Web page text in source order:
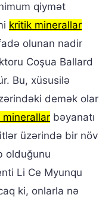
qiymət
kritik minerallar
olunan nadir
Coşua Ballard
Bu, xüsusilə
demək olar
minerallar bəyanatı
üzərində bir növ
olduğunu
Li Ce Myunqu
ki, onlarla nə